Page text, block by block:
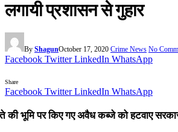
लगायी प्रशासन से गुहार
By ShagunOctober 17, 2020 Crime News No
Facebook Twitter LinkedIn WhatsApp
Share
Facebook Twitter LinkedIn WhatsApp
की भूमि पर किए गए अवैध कब्जे को हटवाए